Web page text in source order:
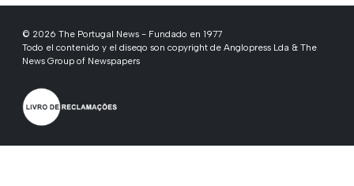
© 2026 The Portugal News - Fundado en 1977
Todo el contenido y el diseqo son copyright de Anglopress Lda & The
News Group of Newspapers